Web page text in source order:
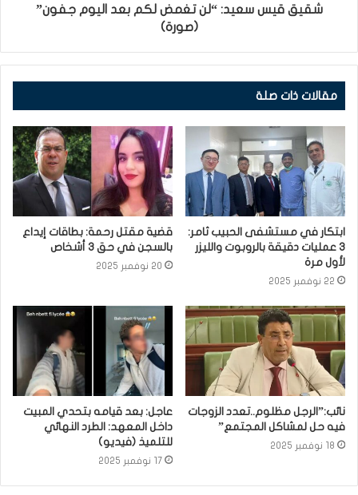
شقيق قيس سعيد: “لن تغمض لكم بعد اليوم جفون”
(صورة)
مقالات ذات صلة
ابتكار في مستشفى الحبيب ثامر:
3 عمليات دقيقة بالروبوت والليزر
لأول مرة
22 نوفمبر 2025
قضية مقتل رحمة: بطاقات إيداع
بالسجن في حق 3 أشخاص
20 نوفمبر 2025
نائب:”الرجل مظلوم..تعدد الزوجات
فيه حل لمشاكل المجتمع”
18 نوفمبر 2025
عاجل: بعد قيامه بتحدي المبيت
داخل المعهد: الطرد النهائي
للتلميذ (فيديو)
17 نوفمبر 2025